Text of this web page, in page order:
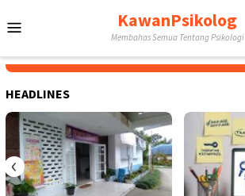
to
KawanPsikolog
Membahas Semua Tentang Psikologi
HEADLINES
‹